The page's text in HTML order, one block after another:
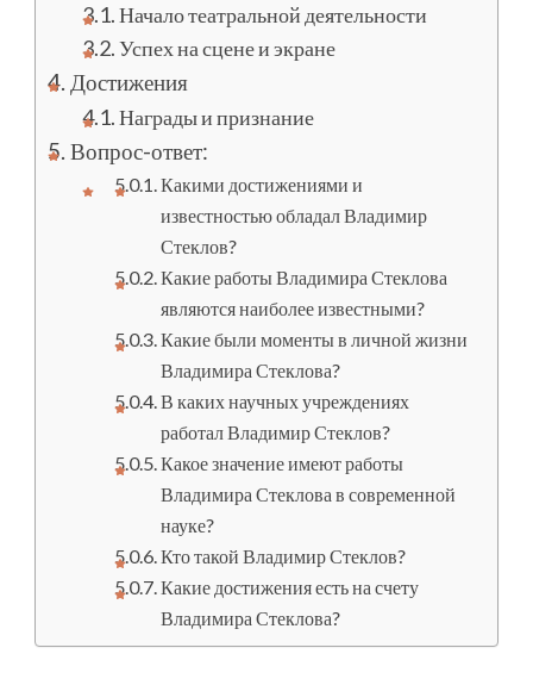
Начало театральной деятельности
Успех на сцене и экране
Достижения
Награды и признание
Вопрос-ответ:
Какими достижениями и
известностью обладал Владимир
Стеклов?
Какие работы Владимира Стеклова
являются наиболее известными?
Какие были моменты в личной жизни
Владимира Стеклова?
В каких научных учреждениях
работал Владимир Стеклов?
Какое значение имеют работы
Владимира Стеклова в современной
науке?
Кто такой Владимир Стеклов?
Какие достижения есть на счету
Владимира Стеклова?